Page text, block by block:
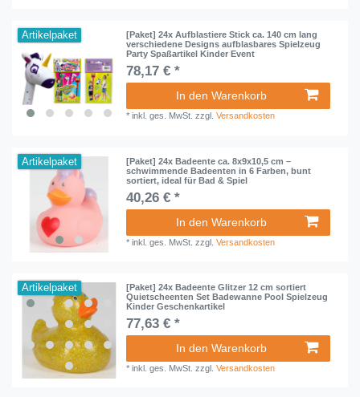
Artikelpaket
[Paket] 24x Aufblastiere Stick ca. 140 cm lang
verschiedene Designs aufblasbares Spielzeug
Party Spaßartikel Kinder Event
78,17 € *
In den Warenkorb
*inkl. ges. MwSt. zzgl.Versandkosten
Artikelpaket
[Paket] 24x Badeente ca. 8x9x10,5 cm –
schwimmende Badeenten in 6 Farben, bunt
sortiert, ideal für Bad & Spiel
40,26 € *
In den Warenkorb
*inkl. ges. MwSt. zzgl.Versandkosten
Artikelpaket
[Paket] 24x Badeente Glitzer 12 cm sortiert
Quietscheenten Set Badewanne Pool Spielzeug
Kinder Geschenkartikel
77,63 € *
In den Warenkorb
*inkl. ges. MwSt. zzgl.Versandkosten